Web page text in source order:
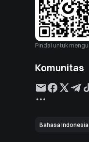
Pindai untuk
Komunitas
Bahasa Indonesia